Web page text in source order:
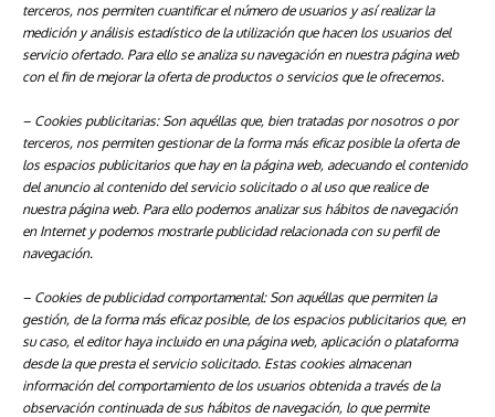
terceros, nos permiten cuantificar el número de usuarios y así realizar la
medición y análisis estadístico de la utilización que hacen los usuarios del
servicio ofertado. Para ello se analiza su navegación en nuestra página web
con el fin de mejorar la oferta de productos o servicios que le ofrecemos.
– Cookies publicitarias: Son aquéllas que, bien tratadas por nosotros o por
terceros, nos permiten gestionar de la forma más eficaz posible la oferta de
los espacios publicitarios que hay en la página web, adecuando el contenido
del anuncio al contenido del servicio solicitado o al uso que realice de
nuestra página web. Para ello podemos analizar sus hábitos de navegación
en Internet y podemos mostrarle publicidad relacionada con su perfil de
navegación.
– Cookies de publicidad comportamental: Son aquéllas que permiten la
gestión, de la forma más eficaz posible, de los espacios publicitarios que, en
su caso, el editor haya incluido en una página web, aplicación o plataforma
desde la que presta el servicio solicitado. Estas cookies almacenan
información del comportamiento de los usuarios obtenida a través de la
observación continuada de sus hábitos de navegación, lo que permite